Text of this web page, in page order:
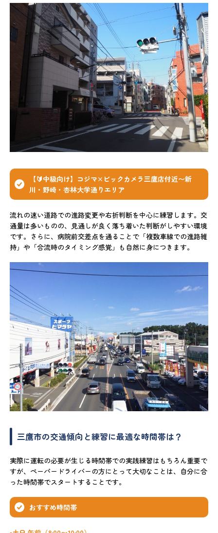
【🔰中級向け】コジマ×ビックカメラ三鷹店付近〜新
川・野崎・杏林大学通りエリア
流れの速い道路での進路変更や右折判断を中心に練習します。交
通量は多いものの、見通しが良く落ち着いた判断がしやすい環境
です。さらに、病院前交差点を通ることで「複数車線での進路維
持」や「合流時のタイミング感覚」も自然に身につきます。
三鷹市の交通傾向と練習に最適な時間帯は？
実際に運転の必要が生じる時間帯での実践練習はもちろん重要で
すが、ペーパードライバーの方にとって大切なことは、自分に合
った時間帯でスタートすることです。
おすすめ時間帯